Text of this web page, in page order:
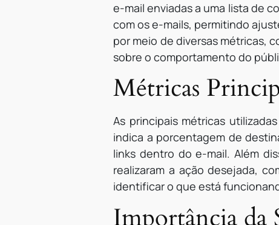
e-mail enviadas a uma lista de
com os e-mails, permitindo
por meio de diversas métricas,
sobre o comportamento do
Métricas
As principais métricas
indica a porcentagem de
links dentro do e-mail. Além
realizaram a ação desejada,
identificar o que está
Importância da